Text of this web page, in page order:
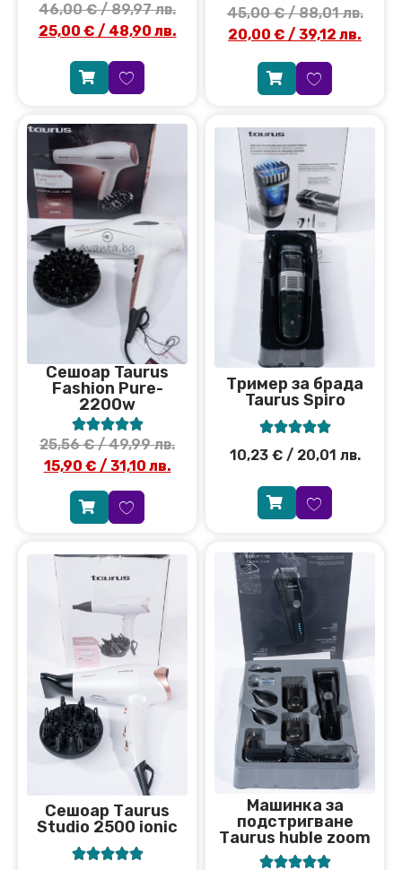
46,00€/ 89,97 лв.
25,00 € / 48,90 лв.
45,00€/ 88,01 лв.
20,00 € / 39,12 лв.
Сешоар Taurus
Fashion Pure-
2200w

25,56€/ 49,99 лв.
15,90 € / 31,10 лв.
Тример за брада
Taurus Spiro

10,23 €/ 20,01 лв.
Сешоар Тaurus
Studio 2500 ionic

Машинка за
подстригване
Тaurus huble zoom
